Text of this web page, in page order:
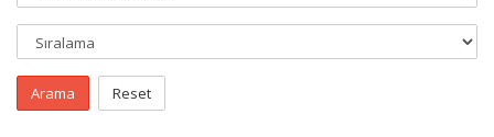
Arama Reset